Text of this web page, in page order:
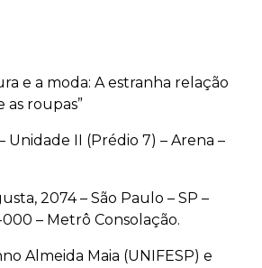
e a moda: A estranha relação
as roupas”
Unidade II (Prédio 7) – Arena –
2074 – São Paulo – SP –
000 – Metrô Consolação.
Almeida Maia (UNIFESP) e